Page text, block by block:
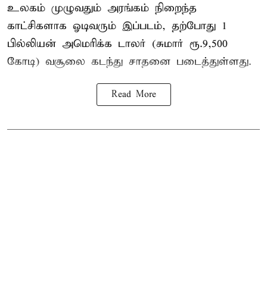
உலகம் முழுவதும் அரங்கம் நிறைந்த
காட்சிகளாக ஓடிவரும் இப்படம், தற்போது 1
பில்லியன் அமெரிக்க டாலர் (சுமார் ரூ.9,500
கோடி) வசூலை கடந்து சாதனை படைத்துள்ளது.
Read More